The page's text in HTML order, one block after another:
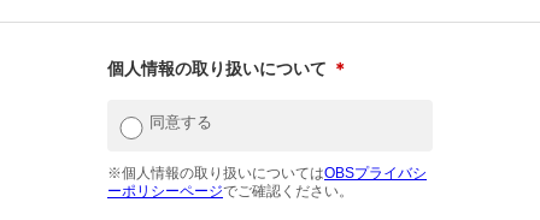
個人情報の取り扱いについて ＊
同意する
※個人情報の取り扱いについてはOBSプライバシ
ーポリシーページでご確認ください。